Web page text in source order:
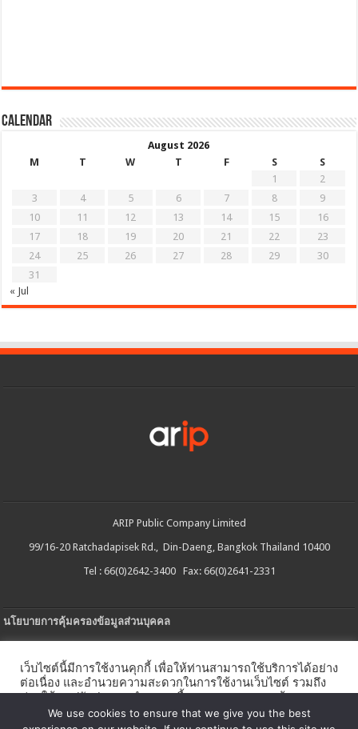
Calendar
August 2026
M
T W T F S
S
1
2
3
4 5 6 7 8
9
10
11 12 13 14 15
16
17
18 19 20 21 22
23
24
25 26 27 28 29
30
31
« Jul
ARIP Public Company Limited
99/16-20 Ratchadapisek Rd., Din-Daeng, Bangkok Thailand 10400
Tel : 66(0)2642-3400 Fax: 66(0)2641-2331
นโยบายการคุ้มครองข้อมูลส่วนบุคคล
นโยบายการใช้คกกี้
เว็บไซต์นี้มีการใช้งานคุกกี้ เพื่อให้ท่านสามารถใช้บริการได้อย่าง
ต่อเนื่อง และอำนวยความสะดวกในการใช้งานเว็บไซต์ รวมถึง
ช่วยให้เราปรับปรุงการนำเสนอเนื้อหาตรงตามความต้องการ
ของท่าน โดยสามารถศึกษารายละเอียดเพิ่มเติมได้ใน นโยบาย
คุกกี้
We use cookies to ensure that we give you the best